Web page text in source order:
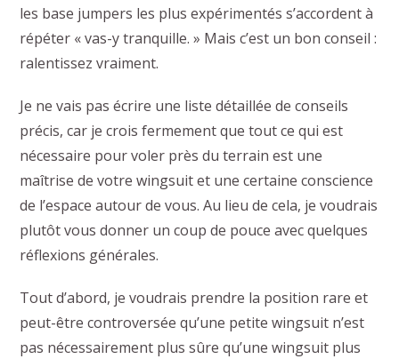
les base jumpers les plus expérimentés s’accordent à
répéter « vas-y tranquille. » Mais c’est un bon conseil :
ralentissez vraiment.
Je ne vais pas écrire une liste détaillée de conseils
précis, car je crois fermement que tout ce qui est
nécessaire pour voler près du terrain est une
maîtrise de votre wingsuit et une certaine conscience
de l’espace autour de vous. Au lieu de cela, je voudrais
plutôt vous donner un coup de pouce avec quelques
réflexions générales.
Tout d’abord, je voudrais prendre la position rare et
peut-être controversée qu’une petite wingsuit n’est
pas nécessairement plus sûre qu’une wingsuit plus